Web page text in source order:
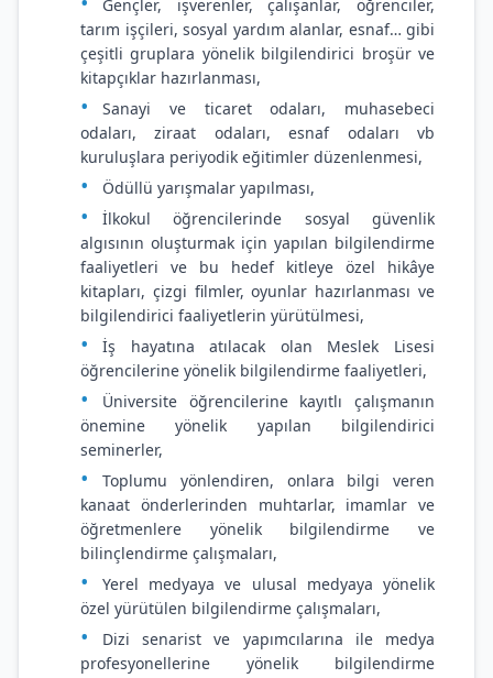
Gençler, işverenler, çalışanlar, öğrenciler,
tarım işçileri, sosyal yardım alanlar, esnaf… gibi
çeşitli gruplara yönelik bilgilendirici broşür ve
kitapçıklar hazırlanması,
Sanayi ve ticaret odaları, muhasebeci
odaları, ziraat odaları, esnaf odaları vb
kuruluşlara periyodik eğitimler düzenlenmesi,
Ödüllü yarışmalar yapılması,
İlkokul öğrencilerinde sosyal güvenlik
algısının oluşturmak için yapılan bilgilendirme
faaliyetleri ve bu hedef kitleye özel hikâye
kitapları, çizgi filmler, oyunlar hazırlanması ve
bilgilendirici faaliyetlerin yürütülmesi,
İş hayatına atılacak olan Meslek Lisesi
öğrencilerine yönelik bilgilendirme faaliyetleri,
Üniversite öğrencilerine kayıtlı çalışmanın
önemine yönelik yapılan bilgilendirici
seminerler,
Toplumu yönlendiren, onlara bilgi veren
kanaat önderlerinden muhtarlar, imamlar ve
öğretmenlere yönelik bilgilendirme ve
bilinçlendirme çalışmaları,
Yerel medyaya ve ulusal medyaya yönelik
özel yürütülen bilgilendirme çalışmaları,
Dizi senarist ve yapımcılarına ile medya
profesyonellerine yönelik bilgilendirme